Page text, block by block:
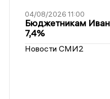
04/08/2026 11:00
Бюджетникам
7,4%
Новости СМИ2